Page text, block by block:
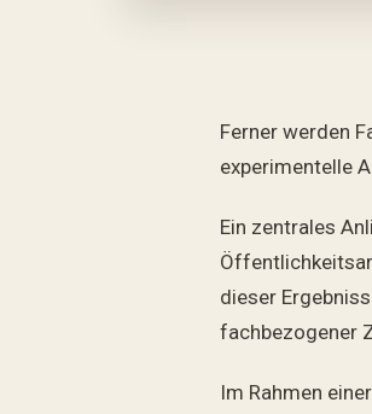
Ferner werden
experimentelle
Ein zentrales
dieser
fachbezogener
Im Rahmen einer